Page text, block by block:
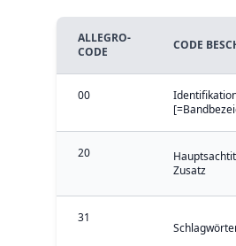
ALLEGRO-
CODE
CODE
00
20
Zusatz
31